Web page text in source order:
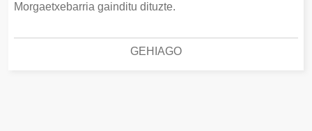
Morgaetxebarria gainditu dituzte.
GEHIAGO